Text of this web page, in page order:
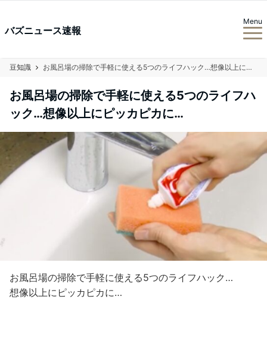
バズニュース速報
Menu
豆知識 お風呂場の掃除で手軽に使える5つのライフハック…想像以上にピッカピカに…
お風呂場の掃除で手軽に使える5つのライフハ
ック…想像以上にピッカピカに…
お風呂場の掃除で手軽に使える5つのライフハック…
想像以上にピッカピカに…